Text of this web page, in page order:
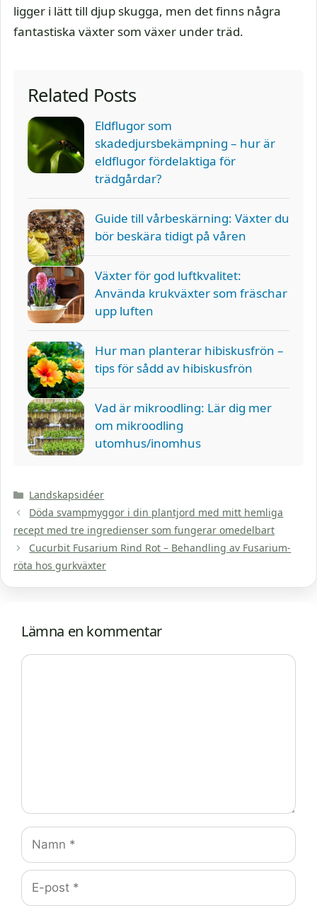
ligger i lätt till djup skugga, men det finns några
fantastiska växter som växer under träd.
Related Posts
Eldflugor som
skadedjursbekämpning – hur är
eldflugor fördelaktiga för
trädgårdar?
Guide till vårbeskärning: Växter du
bör beskära tidigt på våren
Växter för god luftkvalitet:
Använda krukväxter som fräschar
upp luften
Hur man planterar hibiskusfrön –
tips för sådd av hibiskusfrön
Vad är mikroodling: Lär dig mer
om mikroodling
utomhus/inomhus
Kategorier
Landskapsidéer
Döda svampmyggor i din plantjord med mitt hemliga
recept med tre ingredienser som fungerar omedelbart
Cucurbit Fusarium Rind Rot – Behandling av Fusarium-
röta hos gurkväxter
Lämna en kommentar
Kommentar
Namn
E-
post